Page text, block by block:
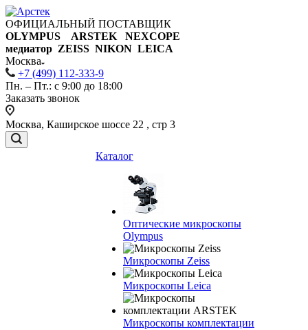
ОФИЦИАЛЬНЫЙ ПОСТАВЩИК
OLYMPUS ARSTEK NEXCOPE
медиатор ZEISS NIKON LEICA
Москва
+7 (499) 112-333-9
Пн. – Пт.: с 9:00 до 18:00
Заказать звонок
Москва, Каширское шоссе 22 , стр 3
Каталог
Оптические микроскопы
Olympus
Микроскопы Zeiss
Микроскопы Leica
Микроскопы комплектации